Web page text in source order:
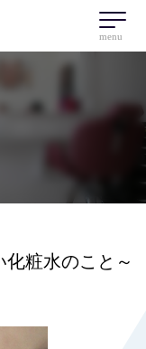
menu
化粧水のこと～